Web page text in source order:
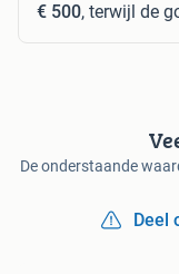
€ 500, terwijl de
De onderstaande
Deel